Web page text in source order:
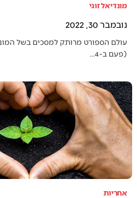
מונדיאל זוגי
נובמבר 30, 2022
עולם הספורט מרותק למסכים בשל
(פעם ב-4…
אחריות